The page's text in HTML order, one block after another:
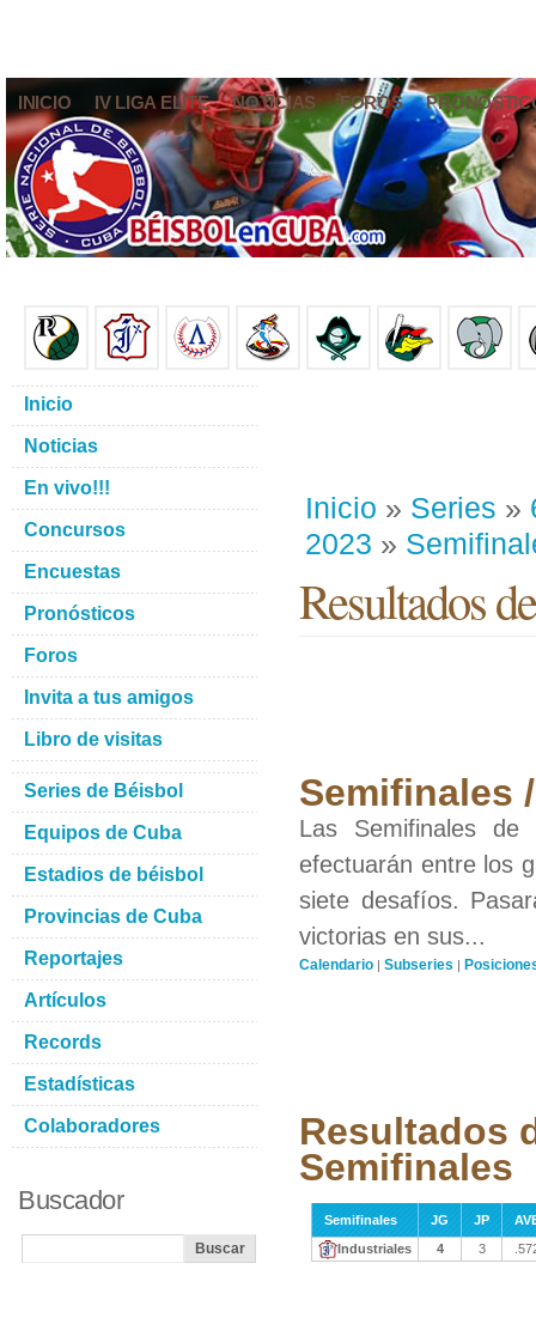
INICIO IV LIGA ELITE NOTICIAS FOROS
Inicio » Series »
2023 »
Resultados
Semifinales
Las Semifinales
efectuarán entre los
siete desafíos.
victorias en sus...
Calendario | Subseries |
Resultados
Semifinales
Semifinales JG JP
Industriales
4 3
Inicio
Noticias
En vivo!!!
Concursos
Encuestas
Pronósticos
Foros
Invita a tus amigos
Libro de visitas
Series de Béisbol
Equipos de Cuba
Estadios de béisbol
Provincias de Cuba
Reportajes
Artículos
Records
Estadísticas
Colaboradores
Buscador